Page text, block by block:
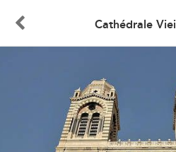
Cathédrale